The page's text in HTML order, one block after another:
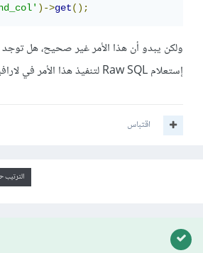
)->get();
ولكن يبدو أن هذا الأمر غير صحيح، هل
إستعلام Raw SQL لتنفيذ هذا الأمر في لارافيل Laravel؟
اقتباس
الترتيب